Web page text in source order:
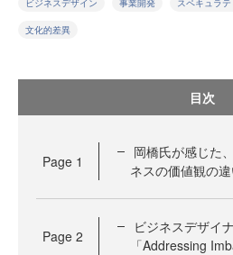
ビジネスデザイン 事業開発 スペキュラ
文化的差異
目次
Page 1
岡橋氏が感じた
ネスの価値観の
Page 2
ビジネスデザイ
「Addressing